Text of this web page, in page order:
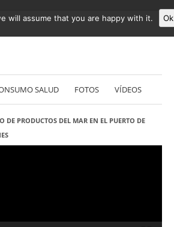
SALUD FOTOS VÍDEOS
DE PRODUCTOS DEL MAR EN EL PUERTO DE
will assume that you are happy with it. Ok